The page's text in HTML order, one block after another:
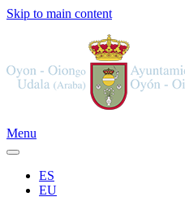
Skip to main content
Menu
ES
EU